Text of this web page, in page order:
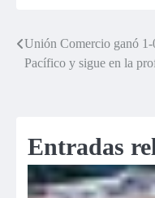
Navegación
Unión Comercio ganó 1-
Pacífico y sigue en la
Entradas